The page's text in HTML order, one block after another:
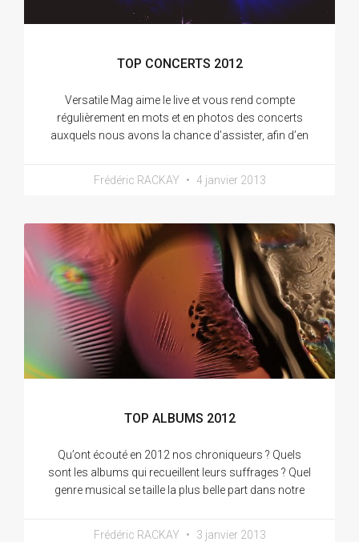
TOP CONCERTS 2012
Versatile Mag aime le live et vous rend compte
régulièrement en mots et en photos des concerts
auxquels nous avons la chance d’assister, afin d’en
Frédéric RACKAY 4 janvier 2013
TOP ALBUMS 2012
Qu’ont écouté en 2012 nos chroniqueurs ? Quels
sont les albums qui recueillent leurs suffrages ? Quel
genre musical se taille la plus belle part dans notre
Frédéric RACKAY 3 janvier 2013